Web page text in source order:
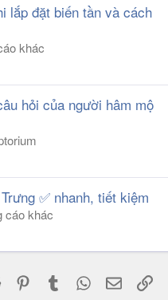
lắp đặt biến tần và cách
khác
hỏi của người hâm mộ
✅ nhanh, tiết kiệm
cáo khác
Reddit PinterestTumblr WhatsApp
Email